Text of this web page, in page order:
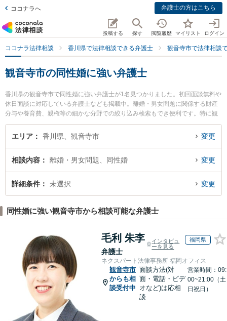
ココナラへ 弁護士の方はこちら
投稿する 探す 閲覧履歴 マイリスト ログイン
ココナラ法律相談 香川県で法律相談できる弁護士 観音寺市で法律相談
観音寺市の同性婚に強い弁護士
香川県の観音寺市で同性婚に強い弁護士が1名見つかりました。初回面談無料や
休日面談に対応している弁護士なども掲載中。離婚・男女問題に関係する財産
分与や養育費、親権等の細かな分野での絞り込み検索もでき便利です。特に観
音寺いぶき法律事務所の鼻岡 智樹弁護士のプロフィール情報や弁護士費用、強
みなどが注目されています。『観音寺市で土日や夜間に発生した同性婚のトラ
内の弁護士に相談予約したい』などでお困りの相談者さんにおすすめです。
エリア 香川県、観音寺市 変更
相談内容 離婚・男女問題、同性婚 変更
詳細条件 未選択 変更
同性婚に強い観音寺市から相談可能な弁護士
毛利 朱李
弁護士
インタビュ
ーを見る
福岡県
ネクスパート法律事務所 福岡オフィス
観音寺市
からも相
談受付中
面談方法(対
面・電話・ビデ
オなど)は応相
談
営業時間：09:
00~21:00（土
日祝日）